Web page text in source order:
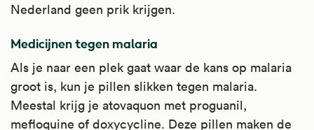
Nederland geen prik krijgen.
Medicijnen tegen malaria
Als je naar een plek gaat waar de kans op malaria
groot is, kun je pillen slikken tegen malaria.
Meestal krijg je atovaquon met proguanil,
mefloquine of doxycycline. Deze pillen maken de